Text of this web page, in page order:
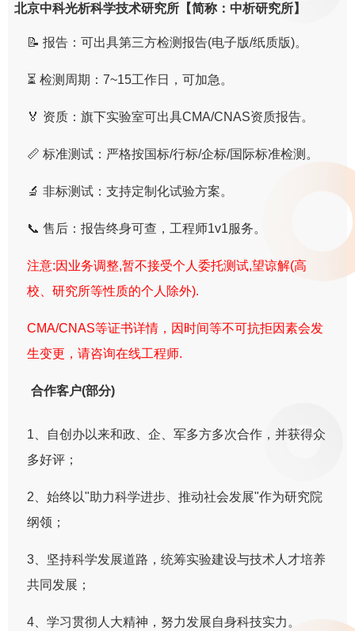
北京中科光析科学技术研究所【简称：中析研究所】
📝 报告：可出具第三方检测报告(电子版/纸质版)。
⏳ 检测周期：7~15工作日，可加急。
🏅 资质：旗下实验室可出具CMA/CNAS资质报告。
📏 标准测试：严格按国标/行标/企标/国际标准检测。
🔬 非标测试：支持定制化试验方案。
📞 售后：报告终身可查，工程师1v1服务。
注意:因业务调整,暂不接受个人委托测试,望谅解(高
校、研究所等性质的个人除外).
CMA/CNAS等证书详情，因时间等不可抗拒因素会发
生变更，请咨询在线工程师.
合作客户(部分)
1、自创办以来和政、企、军多方多次合作，并获得众
多好评；
2、始终以"助力科学进步、推动社会发展"作为研究院
纲领；
3、坚持科学发展道路，统筹实验建设与技术人才培养
共同发展；
4、学习贯彻人大精神，努力发展自身科技实力。